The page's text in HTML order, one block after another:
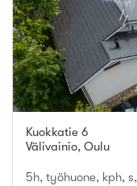
Kuokkatie 6
Välivainio, Oulu
5h, työhuone, kph,